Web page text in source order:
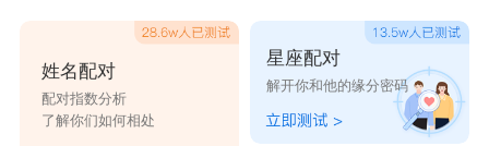
姓名配对
配对指数分析
了解你们如何相处
星座配对
解开你和他的缘分密码